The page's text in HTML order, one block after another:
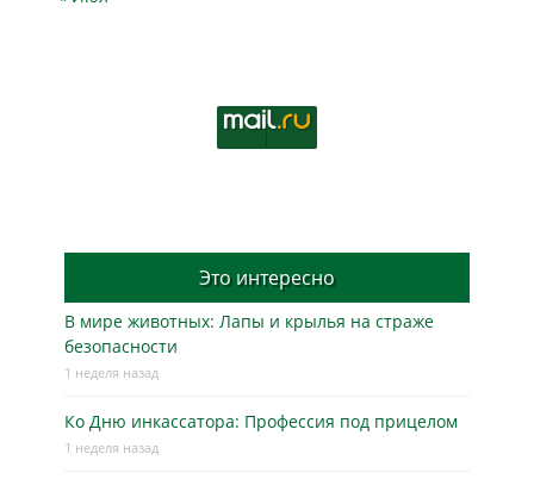
Это интересно
В мире животных: Лапы и крылья на страже
безопасности
1 неделя назад
Ко Дню инкассатора: Профессия под прицелом
1 неделя назад